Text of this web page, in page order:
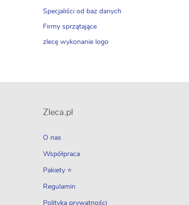
Specjaliści od baz danych
Firmy sprzątające
zlecę wykonanie logo
Zleca.pl
O nas
Współpraca
Pakiety ⭐
Regulamin
Polityka prywatności